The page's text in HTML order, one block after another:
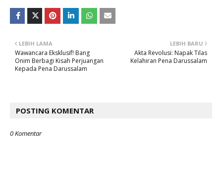
LEBIH BARU
Akta Revolusi: Napak Tilas
Kelahiran Pena Darussalam
LEBIH LAMA
Wawancara Eksklusif! Bang
Onim Berbagi Kisah Perjuangan
Kepada Pena Darussalam
POSTING KOMENTAR
0 Komentar